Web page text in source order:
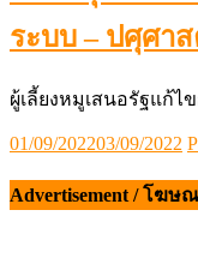
ระบบ – ปศุศา
ผู้เลี้ยงหมูเสนอรัฐแก้
Posted
01/09/202203/09/2022
Advertisement / โฆษ